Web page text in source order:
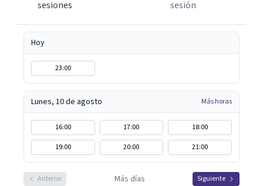
sesiones
sesión
Hoy
23:00
Lunes, 10 de agosto Más horas
16:00 17:00
18:00
19:00
20:00 21:00
Anterior Más días Siguiente